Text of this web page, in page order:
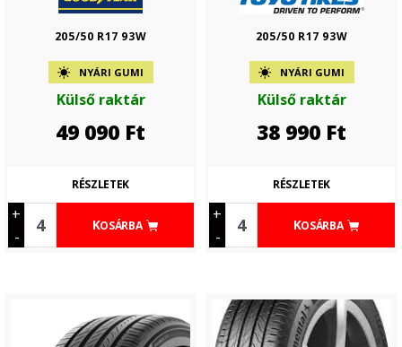
205/50 R17 93W
NYÁRI GUMI
Külső raktár
49 090 Ft
+
-
KOSÁRBA
RÉSZLETEK
205/50 R17 93W
NYÁRI GUMI
Külső raktár
38 990 Ft
+
-
KOSÁRBA
RÉSZLETEK